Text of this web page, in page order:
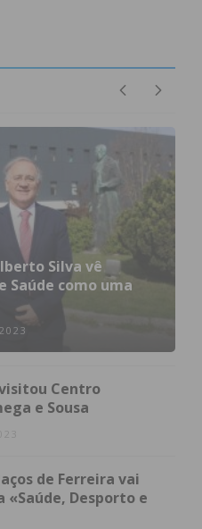
Silva vê
Saúde como uma
visitou Centro
e Sousa
de Ferreira vai
Desporto e